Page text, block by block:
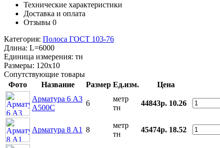
Технические характеристики
Доставка и оплата
Отзывы 0
Категория: Полоса ГОСТ 103-76
Длина: L=6000
Единица измерения: тн
Размеры: 120х10
Сопутствующие товары
Фото
Название Размер Ед.изм.
Цена
Арматура 6 А3
А500С
6
метр
тн
44843р. 10.26
Арматура 8 А1 8
метр
тн
45474р. 18.52